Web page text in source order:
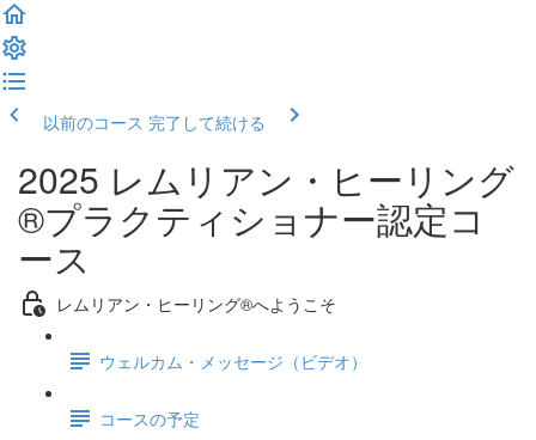
以前のコース 完了して続ける
2025 レムリアン・ヒーリング
®プラクティショナー認定コ
ース
レムリアン・ヒーリング®へようこそ
ウェルカム・メッセージ（ビデオ）
コースの予定